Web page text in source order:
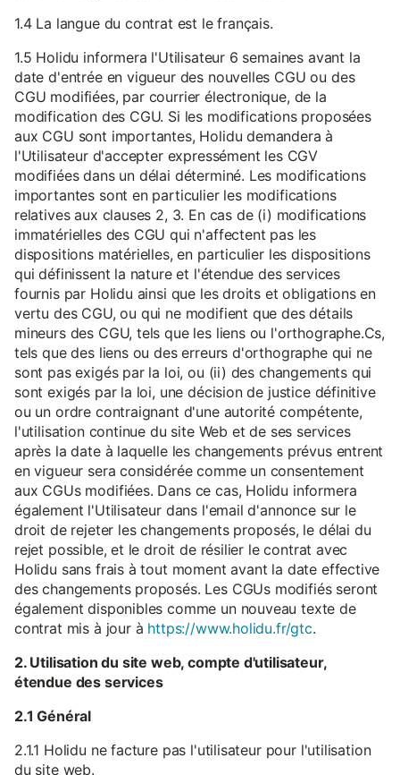
1.4 La langue du contrat est le français.
1.5 Holidu informera l'Utilisateur 6 semaines avant la
date d'entrée en vigueur des nouvelles CGU ou des
CGU modifiées, par courrier électronique, de la
modification des CGU. Si les modifications proposées
aux CGU sont importantes, Holidu demandera à
l'Utilisateur d'accepter expressément les CGV
modifiées dans un délai déterminé. Les modifications
importantes sont en particulier les modifications
relatives aux clauses 2, 3. En cas de (i) modifications
immatérielles des CGU qui n'affectent pas les
dispositions matérielles, en particulier les dispositions
qui définissent la nature et l'étendue des services
fournis par Holidu ainsi que les droits et obligations en
vertu des CGU, ou qui ne modifient que des détails
mineurs des CGU, tels que les liens ou l'orthographe.Cs,
tels que des liens ou des erreurs d'orthographe qui ne
sont pas exigés par la loi, ou (ii) des changements qui
sont exigés par la loi, une décision de justice définitive
ou un ordre contraignant d'une autorité compétente,
l'utilisation continue du site Web et de ses services
après la date à laquelle les changements prévus entrent
en vigueur sera considérée comme un consentement
aux CGUs modifiées. Dans ce cas, Holidu informera
également l'Utilisateur dans l'email d'annonce sur le
droit de rejeter les changements proposés, le délai du
rejet possible, et le droit de résilier le contrat avec
Holidu sans frais à tout moment avant la date effective
des changements proposés. Les CGUs modifiés seront
également disponibles comme un nouveau texte de
contrat mis à jour à https://www.holidu.fr/gtc.
2. Utilisation du site web, compte d'utilisateur,
étendue des services
2.1 Général
2.1.1 Holidu ne facture pas l'utilisateur pour l'utilisation
du site web.